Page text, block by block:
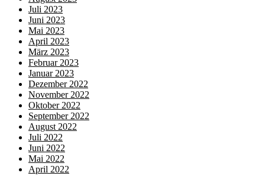
Juli 2023
Juni 2023
Mai 2023
April 2023
März 2023
Februar 2023
Januar 2023
Dezember 2022
November 2022
Oktober 2022
September 2022
August 2022
Juli 2022
Juni 2022
Mai 2022
April 2022